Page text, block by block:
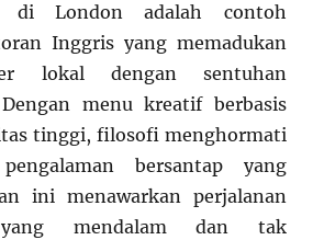
di London adalah contoh
Inggris yang memadukan
lokal dengan sentuhan
menu kreatif berbasis
tinggi, filosofi menghormati
bersantap yang
ini menawarkan perjalanan
yang mendalam dan tak